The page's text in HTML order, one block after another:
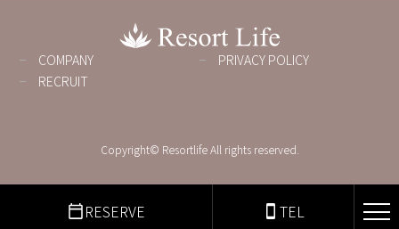
RESERVE TEL
COMPANY
PRIVACY POLICY
RECRUIT
Copyright© Resortlife All rights reserved.